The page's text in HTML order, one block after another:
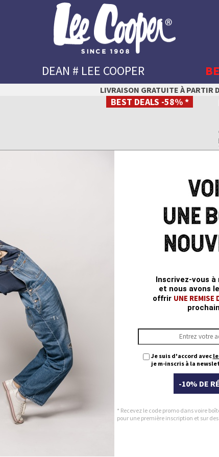
DEAN # LEE COOPER
LIVRAISON GRATUITE À PARTIR
BEST DEALS -58% *
Inscrivez-vous
et nous avons
offrir UNE REMISE
Je suis d'accord avec
je m-inscris à la
-10% DE
* Recevez le code promo dans voire
pour une première inscription et sur